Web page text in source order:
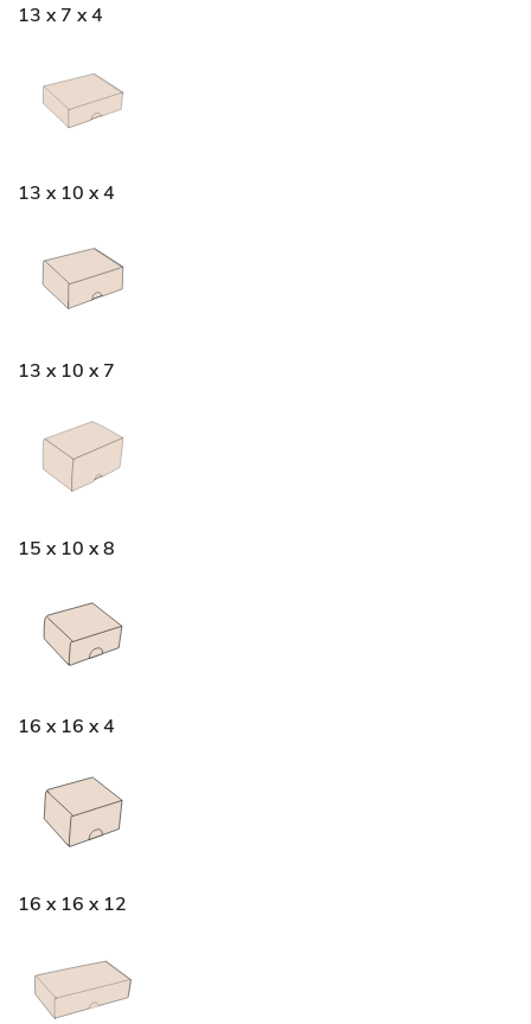
13 x 7 x 4
13 x 10 x 4
13 x 10 x 7
15 x 10 x 8
16 x 16 x 4
16 x 16 x 12